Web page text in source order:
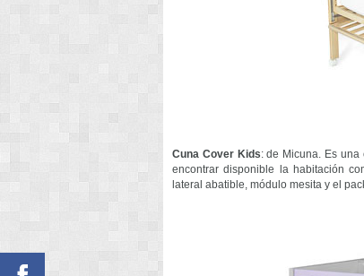
Cuna Cover Kids: de Micuna. Es
encontrar disponible la habitación
lateral abatible, módulo mesita y el